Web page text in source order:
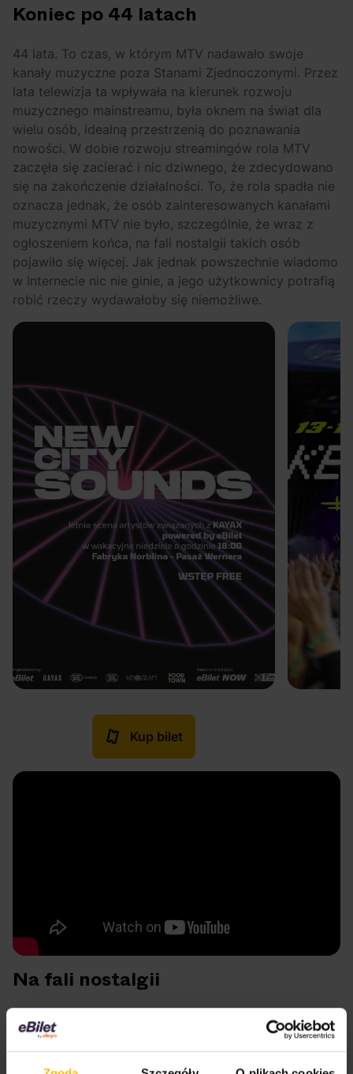
Odkryj wyjątkowe
atrakcje na drugi
miesiąc wakacji!
Czy potrzebujemy
dziś klipu? Oleg
Hakenberg o sztuce
teledysku [Podcast
Scena Główna]
Koniec po 44 latach
44 lata. To czas, w którym MTV nadawało swoje
kanały muzyczne poza Stanami Zjednoczonymi. Przez
lata telewizja ta wpływała na kierunek rozwoju
muzycznego mainstreamu, była oknem na świat dla
wielu osób, idealną przestrzenią do poznawania
nowości. W dobie rozwoju streamingów rola MTV
zaczęła się zacierać i nic dziwnego, że zdecydowano
się na zakończenie działalności. To, że rola spadła nie
oznacza jednak, że osób zainteresowanych kanałami
muzycznymi MTV nie było, szczególnie, że wraz z
ogłoszeniem końca, na fali nostalgii takich osób
pojawiło się więcej. Jak jednak powszechnie wiadomo
w Internecie nic nie ginie, a jego użytkownicy potrafią
robić rzeczy wydawałoby się niemożliwe.
Kup bilet
Na fali nostalgii
Grupa miłośników przygotowała projekt MTV
Rewind
. To strona internetowa korzystająca z
wyselekcjonowanej bazy teledysków w serwisie